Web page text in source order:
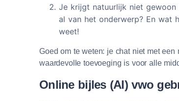
Je krijgt natuurlijk niet
al van het onderwerp? En wat
weet!
Goed om te weten: je chat niet met
waardevolle toevoeging is voor alle
Online bijles (AI) vwo